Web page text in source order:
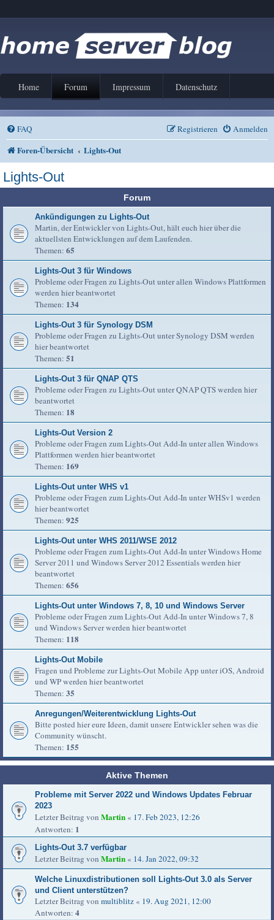
Home Forum Impressum Datenschutz
FAQ Anmelden
Registrieren
Foren-Übersicht Lights-Out
Lights-Out
Forum
Ankündigungen zu Lights-Out
Martin, der Entwickler von Lights-Out, hält euch hier über die
aktuellsten Entwicklungen auf dem Laufenden.
Themen: 65
Lights-Out 3 für Windows
Probleme oder Fragen zu Lights-Out unter allen Windows Plattformen
werden hier beantwortet
Themen: 134
Lights-Out 3 für Synology DSM
Probleme oder Fragen zu Lights-Out unter Synology DSM werden
hier beantwortet
Themen: 51
Lights-Out 3 für QNAP QTS
Probleme oder Fragen zu Lights-Out unter QNAP QTS werden hier
beantwortet
Themen: 18
Lights-Out Version 2
Probleme oder Fragen zum Lights-Out Add-In unter allen Windows
Plattformen werden hier beantwortet
Themen: 169
Lights-Out unter WHS v1
Probleme oder Fragen zum Lights-Out Add-In unter WHSv1 werden
hier beantwortet
Themen: 925
Lights-Out unter WHS 2011/WSE 2012
Probleme oder Fragen zum Lights-Out Add-In unter Windows Home
Server 2011 und Windows Server 2012 Essentials werden hier
beantwortet
Themen: 656
Lights-Out unter Windows 7, 8, 10 und Windows Server
Probleme oder Fragen zum Lights-Out Add-In unter Windows 7, 8
und Windows Server werden hier beantwortet
Themen: 118
Lights-Out Mobile
Fragen und Probleme zur Lights-Out Mobile App unter iOS, Android
und WP werden hier beantwortet
Themen: 35
Anregungen/Weiterentwicklung Lights-Out
Bitte posted hier eure Ideen, damit unsere Entwickler sehen was die
Community wünscht.
Themen: 155
Aktive Themen
Probleme mit Server 2022 und Windows Updates Februar
2023
Letzter Beitrag von Martin « 17. Feb 2023, 12:26
Antworten: 1
Lights-Out 3.7 verfügbar
Letzter Beitrag von Martin « 14. Jan 2022, 09:32
Welche Linuxdistributionen soll Lights-Out 3.0 als Server
und Client unterstützen?
Letzter Beitrag von multiblitz « 19. Aug 2021, 12:00
Antworten: 4